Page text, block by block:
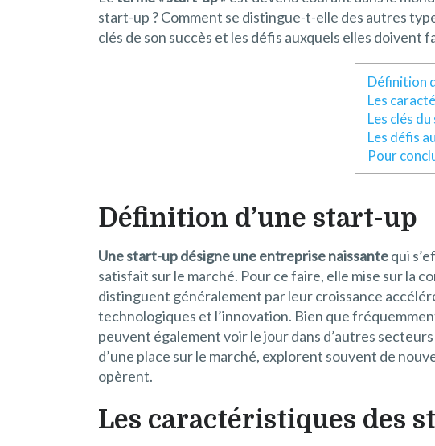
start-up ? Comment se distingue-t-elle des autres
clés de son succès et les défis auxquels elles doivent
Définition
Les
Les clés
Les défis
Pour
Définition d’une start-up
Une start-up désigne une entreprise naissantequi
satisfait sur le marché. Pour ce faire, elle mise sur la
distinguent généralement par leur croissance
technologiques et l’innovation. Bien que
peuvent également voir le jour dans d’autres
d’une place sur le marché, explorent souvent de
opèrent.
Les caractéristiques des